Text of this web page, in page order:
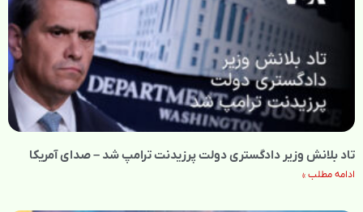
تاد بلانش وزیر دادگستری دولت پرزیدنت ترامپ شد – صدای آمریکا
ادامه مطلب »